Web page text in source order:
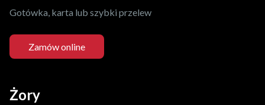
Gotówka, karta lub szybki przelew
Zamów online
Żory